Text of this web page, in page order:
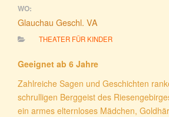
WO:
Glauchau Geschl. VA
THEATER FÜR KINDER
Geeignet ab 6 Jahre
Zahlreiche Sagen und Geschichten
schrulligen Berggeist des
ein armes elternloses Mädchen,